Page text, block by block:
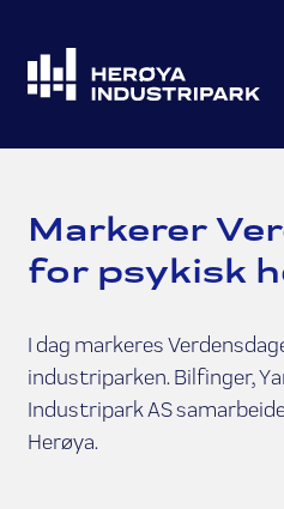
Markerer
for psykisk
I dag markeres
industriparken. Bilfinger,
Industripark AS
Herøya.